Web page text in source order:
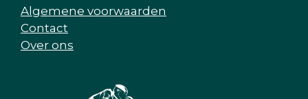
Algemene voorwaarden
Contact
Over ons